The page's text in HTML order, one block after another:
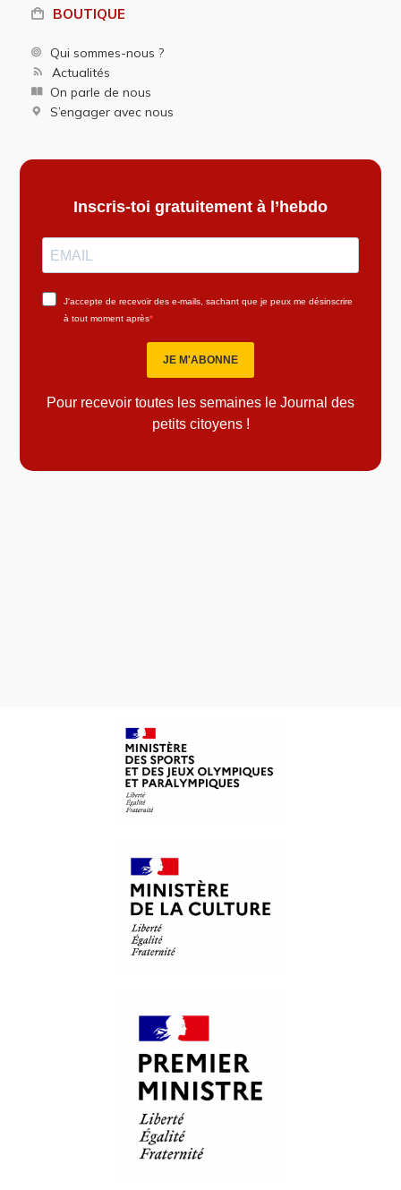
BOUTIQUE
Qui sommes-nous ?
Actualités
On parle de nous
S’engager avec nous